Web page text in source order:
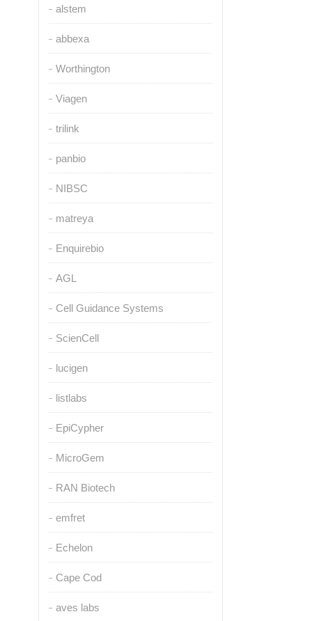
alstem
abbexa
Worthington
Viagen
trilink
panbio
NIBSC
matreya
Enquirebio
AGL
Cell Guidance Systems
ScienCell
lucigen
listlabs
EpiCypher
MicroGem
RAN Biotech
emfret
Echelon
Cape Cod
aves labs